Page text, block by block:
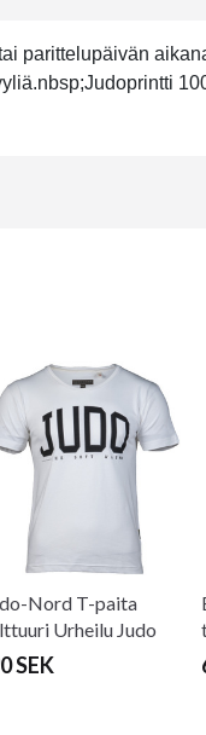
parittelupäivän
Nord T-paita
Urheilu Judo
SEK